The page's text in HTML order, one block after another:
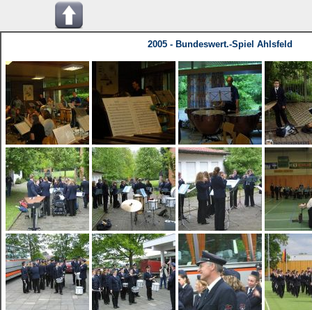
2005 - Bundeswert.-Spiel Ahlsfeld